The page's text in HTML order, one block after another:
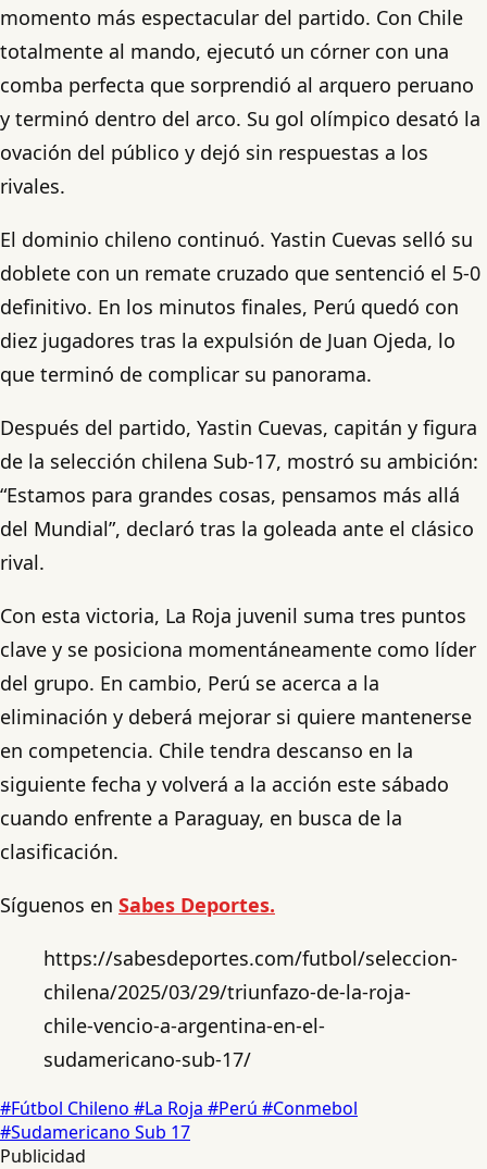
momento más espectacular del partido. Con Chile
totalmente al mando, ejecutó un córner con una
comba perfecta que sorprendió al arquero peruano
y terminó dentro del arco. Su gol olímpico desató la
ovación del público y dejó sin respuestas a los
rivales.
El dominio chileno continuó. Yastin Cuevas selló su
doblete con un remate cruzado que sentenció el 5-0
definitivo. En los minutos finales, Perú quedó con
diez jugadores tras la expulsión de Juan Ojeda, lo
que terminó de complicar su panorama.
Después del partido, Yastin Cuevas, capitán y figura
de la selección chilena Sub-17, mostró su ambición:
“Estamos para grandes cosas, pensamos más allá
del Mundial”, declaró tras la goleada ante el clásico
rival.
Con esta victoria, La Roja juvenil suma tres puntos
clave y se posiciona momentáneamente como líder
del grupo. En cambio, Perú se acerca a la
eliminación y deberá mejorar si quiere mantenerse
en competencia. Chile tendra descanso en la
siguiente fecha y volverá a la acción este sábado
cuando enfrente a Paraguay, en busca de la
clasificación.
Síguenos en Sabes Deportes.
https://sabesdeportes.com/futbol/seleccion-
chilena/2025/03/29/triunfazo-de-la-roja-
chile-vencio-a-argentina-en-el-
sudamericano-sub-17/
#Fútbol Chileno #La Roja #Perú #Conmebol
#Sudamericano Sub 17
Publicidad